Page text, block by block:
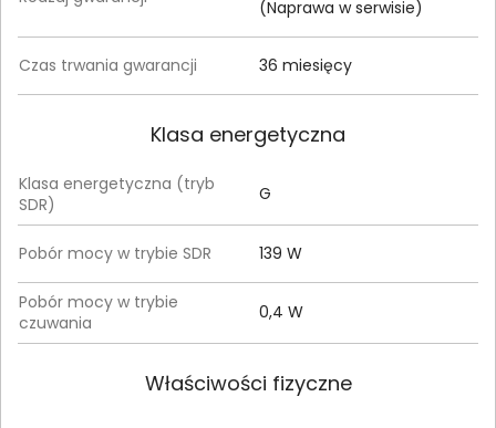
(Naprawa w serwisie)
Czas trwania gwarancji 36 miesięcy
Klasa energetyczna
Klasa energetyczna (tryb
SDR)
G
Pobór mocy w trybie SDR 139 W
Pobór mocy w trybie
czuwania
0,4 W
Właściwości fizyczne